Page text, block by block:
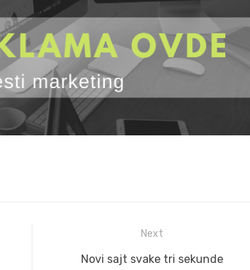
Next
Next
Novi sajt svake tri sekunde